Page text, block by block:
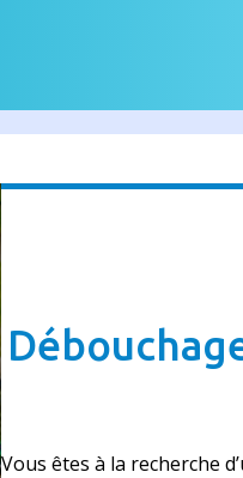
Vous êtes à la recherche